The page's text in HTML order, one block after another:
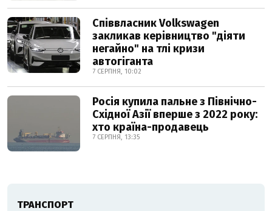
Співвласник Volkswagen
закликав керівництво "діяти
негайно" на тлі кризи
автогіганта
7 СЕРПНЯ, 10:02
Росія купила пальне з Північно-
Східної Азії вперше з 2022 року:
хто країна-продавець
7 СЕРПНЯ, 13:35
ТРАНСПОРТ